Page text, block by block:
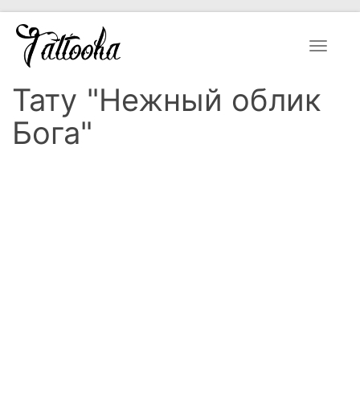
Toggle
Тату "Нежный облик
Бога"